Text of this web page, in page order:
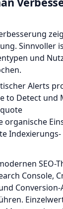
Sinnvoller
und
Alerts
to Detect und
organische
Indexierungs-
SEO-
Console,